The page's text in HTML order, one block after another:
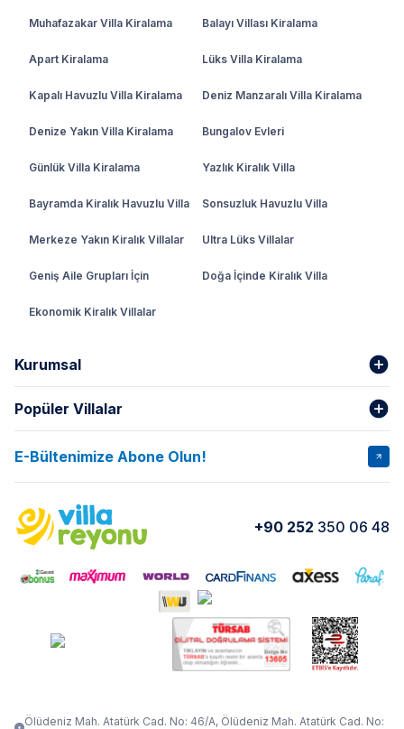
Muhafazakar Villa Kiralama Balayı Villası Kiralama
Apart Kiralama Lüks Villa Kiralama
Kapalı Havuzlu Villa Kiralama Deniz Manzaralı Villa Kiralama
Denize Yakın Villa Kiralama Bungalov Evleri
Günlük Villa Kiralama Yazlık Kiralık Villa
Bayramda Kiralık Havuzlu Villa Sonsuzluk Havuzlu Villa
Merkeze Yakın Kiralık Villalar Ultra Lüks Villalar
Geniş Aile Grupları İçin Doğa İçinde Kiralık Villa
Ekonomik Kiralık Villalar
Kurumsal
Hakkımızda
İptal Şartları Banka Hesapları
Kurumsal Blog
Yorumlar Nasıl Kiralarım
Popüler Villalar
VİLLA SALKIM VİLLA SLAY 1
VİLLA OLENNA 1 VİLLA MERT
VILLA ADRIMA 1
VİLLA TİAMO VİLLA ZEYTİN DALI
VILLA ELMALI
E-Bültenimize Abone Olun!
+90 252 350 06 48
Ölüdeniz Mah. Atatürk Cad. No: 46/A, Ölüdeniz Mah. Atatürk Cad. No: